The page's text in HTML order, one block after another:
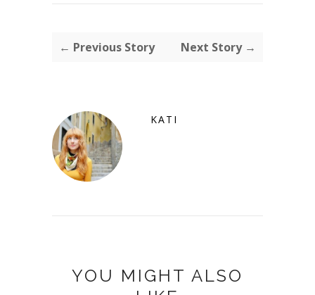
← Previous Story Next Story →
KATI
YOU MIGHT ALSO